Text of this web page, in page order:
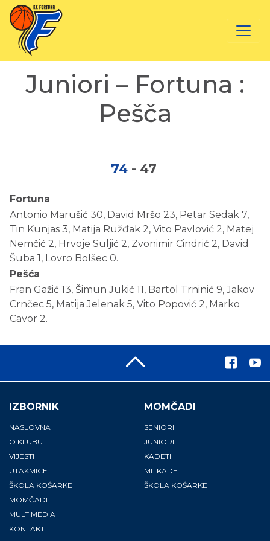
Juniori – Fortuna :
Pešča
74 - 47
Fortuna
Antonio Marušić 30, David Mršo 23, Petar Sedak 7,
Tin Kunjas 3, Matija Ružđak 2, Vito Pavlović 2, Matej
Nemčić 2, Hrvoje Suljić 2, Zvonimir Cindrić 2, David
Šuba 1, Lovro Bolšec 0.
Pešća
Fran Gažić 13, Šimun Jukić 11, Bartol Trninić 9, Jakov
Crnčec 5, Matija Jelenak 5, Vito Popović 2, Marko
Cavor 2.
IZBORNIK
NASLOVNA
O KLUBU
VIJESTI
UTAKMICE
ŠKOLA KOŠARKE
MOMČADI
MULTIMEDIA
KONTAKT
MOMČADI
SENIORI
JUNIORI
KADETI
ML.KADETI
ŠKOLA KOŠARKE